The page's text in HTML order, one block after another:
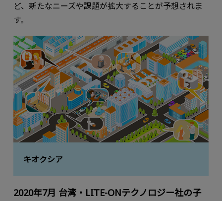
ど、新たなニーズや課題が拡⼤することが予想されま
す。
キオクシア
2020年7⽉ 台湾・LITE-ONテクノロジー社の⼦